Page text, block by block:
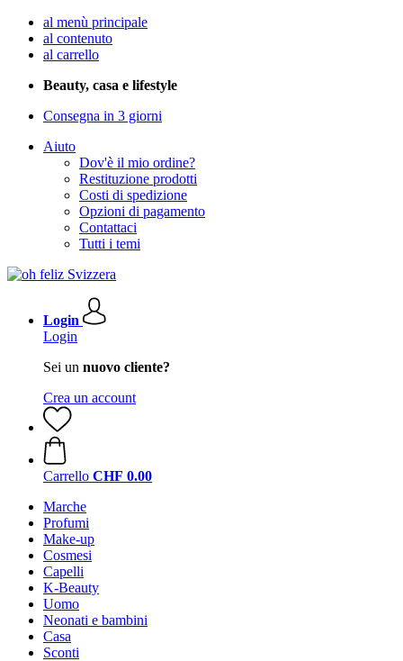
al menù principale
al contenuto
al carrello
Beauty, casa e lifestyle
Consegna in 3 giorni
Aiuto
Dov'è il mio ordine?
Restituzione prodotti
Costi di spedizione
Opzioni di pagamento
Contattaci
Tutti i temi
Login
Login
Sei un nuovo cliente?
Crea un account
Carrello CHF 0.00
Marche
Profumi
Make-up
Cosmesi
Capelli
K-Beauty
Uomo
Neonati e bambini
Casa
Sconti